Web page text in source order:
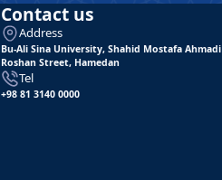
Contact us
Address
Bu-Ali Sina University, Shahid Mostafa Ahmadi
Roshan Street, Hamedan
Tel
+98 81 3140 0000